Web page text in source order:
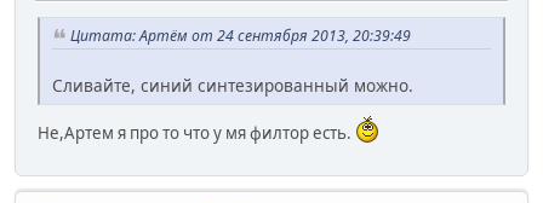
Цитата: Артём от 24 сентября 2013, 20:39:49
Сливайте, синий синтезированный можно.
Не,Артем я про то что у мя филтор есть.